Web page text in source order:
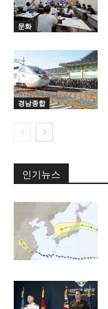
문화
경남종합
인기뉴스